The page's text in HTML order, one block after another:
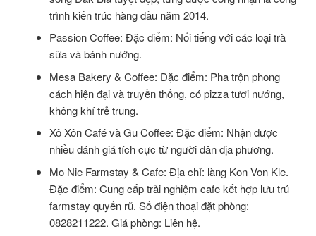
trình kiến trúc hàng đầu năm 2014.
Passion Coffee: Đặc điểm: Nổi tiếng với các loại trà
sữa và bánh nướng.
Mesa Bakery & Coffee: Đặc điểm: Pha trộn phong
cách hiện đại và truyền thống, có pizza tươi nướng,
không khí trẻ trung.
Xô Xôn Café và Gu Coffee: Đặc điểm: Nhận được
nhiều đánh giá tích cực từ người dân địa phương.
Mo Nie Farmstay & Cafe: Địa chỉ: làng Kon Von Kle.
Đặc điểm: Cung cấp trải nghiệm cafe kết hợp lưu trú
farmstay quyến rũ. Số điện thoại đặt phòng:
0828211222. Giá phòng: Liên hệ.